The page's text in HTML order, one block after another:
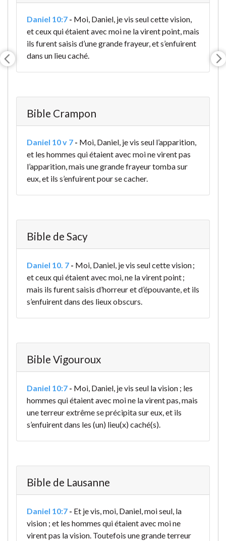
Daniel 10:7 - Moi, Daniel, je vis seul cette vision,
et ceux qui étaient avec moi ne la virent point, mais
ils furent saisis d’une grande frayeur, et s’enfuirent
dans un lieu caché.
Bible Crampon
Daniel 10 v 7 - Moi, Daniel, je vis seul l’apparition,
et les hommes qui étaient avec moi ne virent pas
l’apparition, mais une grande frayeur tomba sur
eux, et ils s’enfuirent pour se cacher.
Bible de Sacy
Daniel 10. 7 - Moi, Daniel, je vis seul cette vision ;
et ceux qui étaient avec moi, ne la virent point ;
mais ils furent saisis d’horreur et d’épouvante, et ils
s’enfuirent dans des lieux obscurs.
Bible Vigouroux
Daniel 10:7 - Moi, Daniel, je vis seul la vision ; les
hommes qui étaient avec moi ne la virent pas, mais
une terreur extrême se précipita sur eux, et ils
s’enfuirent dans les (un) lieu(x) caché(s).
Bible de Lausanne
Daniel 10:7 - Et je vis, moi, Daniel, moi seul, la
vision ; et les hommes qui étaient avec moi ne
virent pas la vision. Toutefois une grande terreur